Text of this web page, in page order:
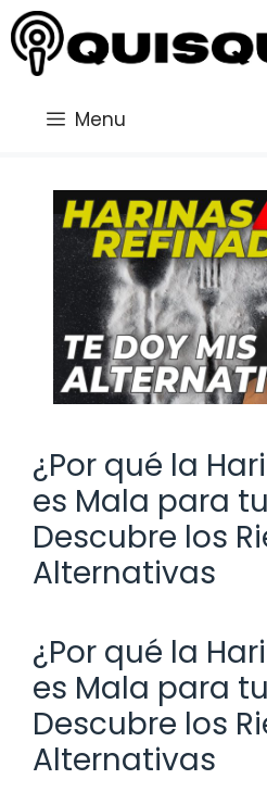
Saltar
al
contenido
Menu
¿Por qué la
es Mala para
Descubre los
Alternativas
¿Por qué la
es Mala para
Descubre los
Alternativas